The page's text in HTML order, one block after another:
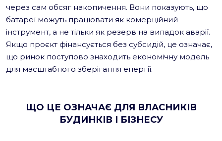
через сам обсяг накопичення. Вони показують, що
батареї можуть працювати як комерційний
інструмент, а не тільки як резерв на випадок аварії.
Якщо проєкт фінансується без субсидій, це означає,
що ринок поступово знаходить економічну модель
для масштабного зберігання енергії.
ЩО ЦЕ ОЗНАЧАЄ ДЛЯ ВЛАСНИКІВ
БУДИНКІВ І БІЗНЕСУ